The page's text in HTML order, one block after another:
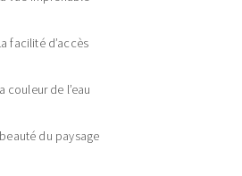
facilité d’accès
couleur de l’eau
du paysage